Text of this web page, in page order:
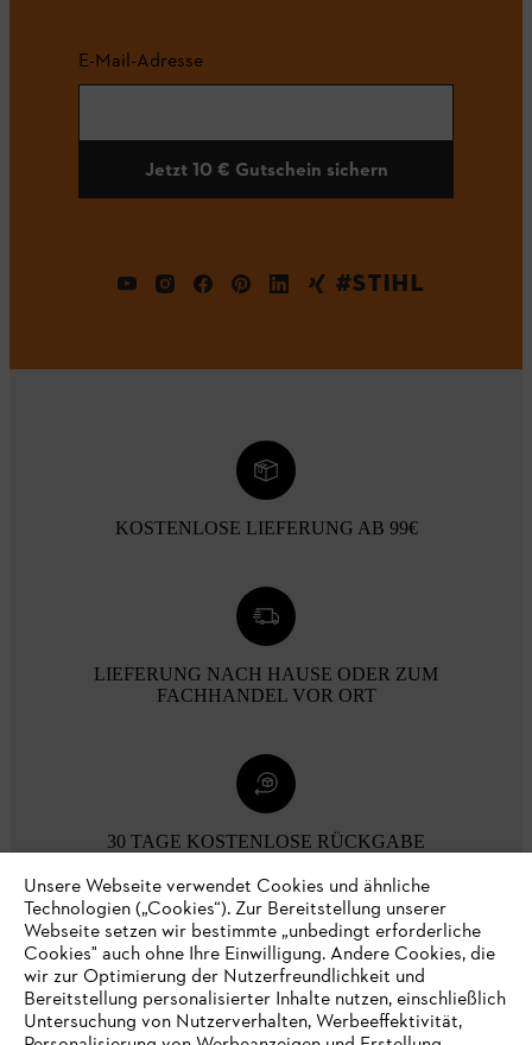
E-Mail-Adresse
Jetzt 10 € Gutschein sichern
#STIHL
KOSTENLOSE LIEFERUNG AB 99€
LIEFERUNG NACH HAUSE ODER ZUM
FACHHANDEL VOR ORT
30 TAGE KOSTENLOSE RÜCKGABE
Zahlungsmöglichkeiten
Unsere Webseite verwendet Cookies und ähnliche
Technologien („Cookies“). Zur Bereitstellung unserer
Webseite setzen wir bestimmte „unbedingt erforderliche
Cookies" auch ohne Ihre Einwilligung. Andere Cookies, die
wir zur Optimierung der Nutzerfreundlichkeit und
Bereitstellung personalisierter Inhalte nutzen, einschließlich
Untersuchung von Nutzerverhalten, Werbeeffektivität,